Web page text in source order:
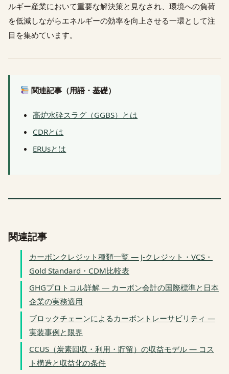
ルギー産業において重要な解決策と見なされ、環境への負荷
を低減しながらエネルギーの効率を向上させる一環として注
目を集めています。
関連記事（用語・基礎）
高炉水砕スラグ（GGBS）とは
CDRとは
ERUsとは
関連記事
カーボンクレジット種類一覧 — J-クレジット・VCS・
Gold Standard・CDM比較表
GHGプロトコル詳解 — カーボン会計の国際標準と日本
企業の実務適用
ブロックチェーンによるカーボントレーサビリティ —
実装事例と限界
CCUS（炭素回収・利用・貯留）の収益モデル — コス
ト構造と収益化の条件